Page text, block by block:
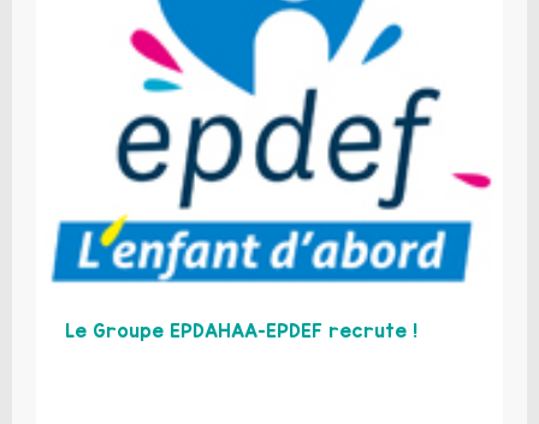
Le Groupe EPDAHAA-EPDEF recrute !